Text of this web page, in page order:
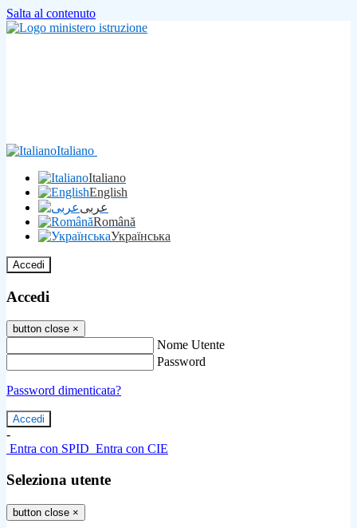
Salta al contenuto
Italiano
Italiano
English
عربى
Română
Українська
Accedi
Accedi
button close ×
Nome Utente
Password
Password dimenticata?
-
Entra con SPID Entra con CIE
Seleziona utente
button close ×